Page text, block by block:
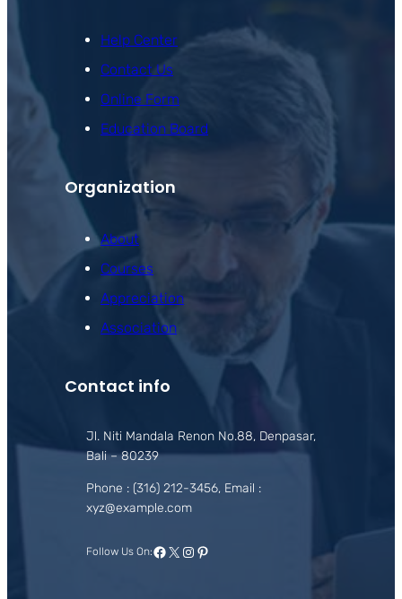
Help Center
Contact Us
Online Form
Education Board
Organization
About
Courses
Appreciation
Association
Contact info
Jl. Niti Mandala Renon No.88, Denpasar,
Bali – 80239
Phone : (316) 212-3456, Email :
xyz@example.com
Follow Us On:Facebook
X Instagram
Pinterest